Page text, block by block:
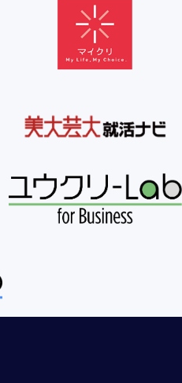
れるURL、ブラウザや携帯電
報を含みます。
的の範囲内で利用すること
属書A.3.4.2.4に基づき公表し
ため
全にご利用いただける環境整
理のため
案内、お問い合せ等への対応
スについての調査・データ集
サービスなどのご案内を送
な連絡を行うため
社の規約、ポリシー等（以下
反する行為に対する対応のた